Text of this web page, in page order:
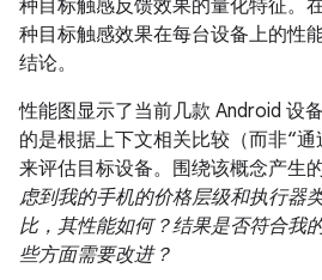
种目标触感反馈效果的量化特征。
种目标触感效果在每台设备上的性
结论。
性能图显示了当前几款 Android 设
的是根据上下文相关比较（而非“通
来评估目标设备。围绕该概念产生
虑到我的手机的价格层级和执行器
比，其性能如何？结果是否符合我
些方面需要改进？